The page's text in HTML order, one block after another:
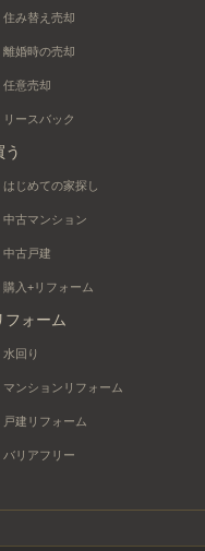
住み替え売却
離婚時の売却
任意売却
リースバック
う
はじめての家探し
中古マンション
中古戸建
購入+リフォーム
フォーム
水回り
マンションリフォーム
戸建リフォーム
バリアフリー